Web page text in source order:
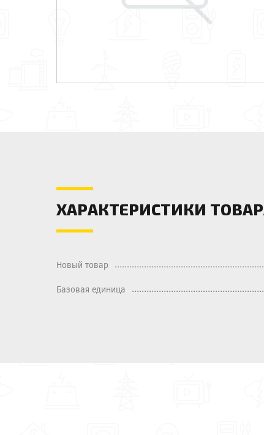
ХАРАКТЕРИСТИКИ
Новый товар
Базовая единица